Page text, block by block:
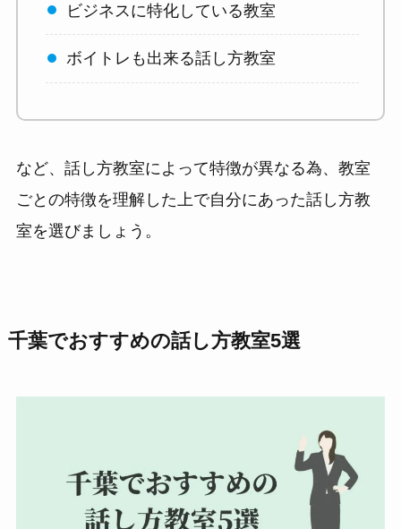
ビジネスに特化している教室
ボイトレも出来る話し方教室
など、話し方教室によって特徴が異なる為、教室
ごとの特徴を理解した上で自分にあった話し方教
室を選びましょう。
千葉でおすすめの話し方教室5選